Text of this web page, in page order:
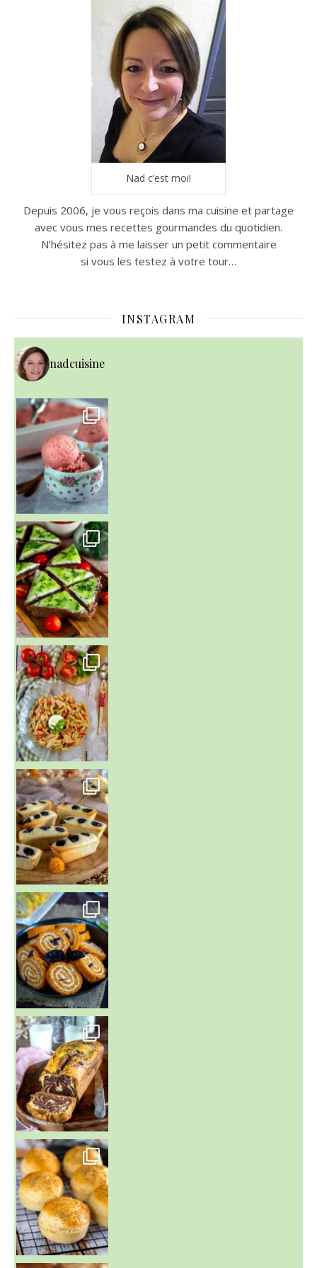
Nad c’est moi!
Depuis 2006, je vous reçois dans ma cuisine et partage
avec vous mes recettes gourmandes du quotidien.
N’hésitez pas à me laisser un petit commentaire
si vous les testez à votre tour…
INSTAGRAM
nadcuisine
~ NICE CREAM À LA FRAISE ~
Presque un mois que
~ SALADE DE PÂTES AUX DEUX TOMATES THON ET BURRA
~ FINANCIERS MYRTILLES ET CITRON ~
Aujourd'hu
~ BUNS MAISON ~
Un peu de boulange par ici au